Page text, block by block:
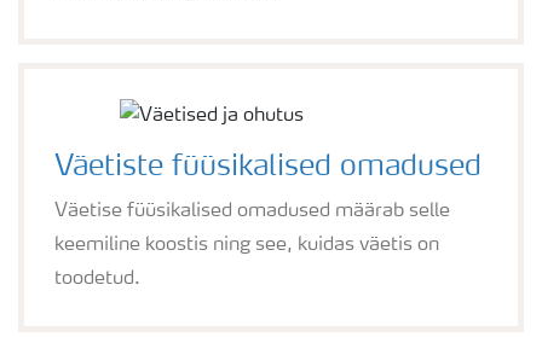
Väetiste füüsikalised omadused
Väetise füüsikalised omadused määrab selle
keemiline koostis ning see, kuidas väetis on
toodetud.